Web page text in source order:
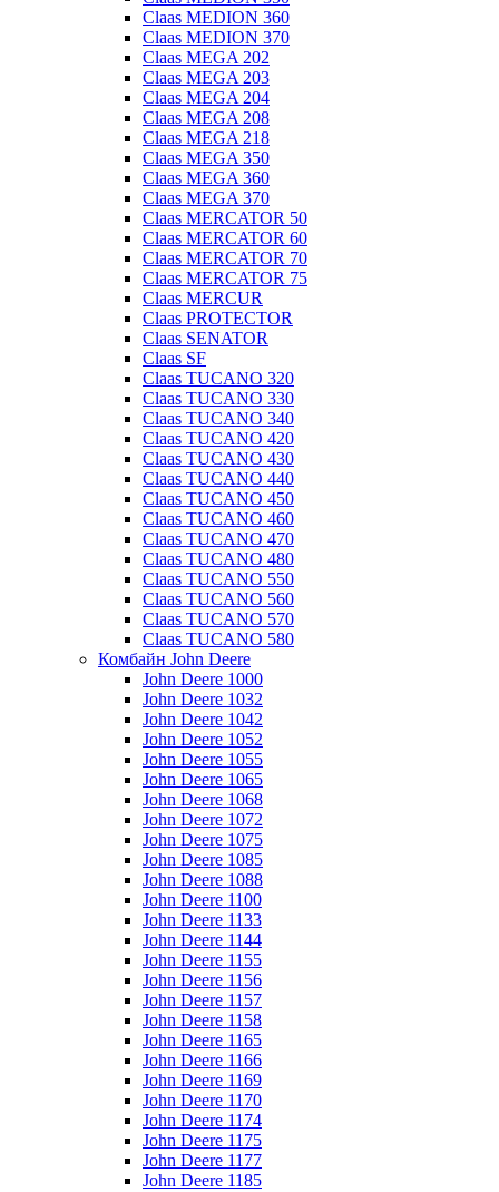
Claas MEDION 360
Claas MEDION 370
Claas MEGA 202
Claas MEGA 203
Claas MEGA 204
Claas MEGA 208
Claas MEGA 218
Claas MEGA 350
Claas MEGA 360
Claas MEGA 370
Claas MERCATOR 50
Claas MERCATOR 60
Claas MERCATOR 70
Claas MERCATOR 75
Claas MERCUR
Claas PROTECTOR
Claas SENATOR
Claas SF
Claas TUCANO 320
Claas TUCANO 330
Claas TUCANO 340
Claas TUCANO 420
Claas TUCANO 430
Claas TUCANO 440
Claas TUCANO 450
Claas TUCANO 460
Claas TUCANO 470
Claas TUCANO 480
Claas TUCANO 550
Claas TUCANO 560
Claas TUCANO 570
Claas TUCANO 580
Комбайн John Deere
John Deere 1000
John Deere 1032
John Deere 1042
John Deere 1052
John Deere 1055
John Deere 1065
John Deere 1068
John Deere 1072
John Deere 1075
John Deere 1085
John Deere 1088
John Deere 1100
John Deere 1133
John Deere 1144
John Deere 1155
John Deere 1156
John Deere 1157
John Deere 1158
John Deere 1165
John Deere 1166
John Deere 1169
John Deere 1170
John Deere 1174
John Deere 1175
John Deere 1177
John Deere 1185